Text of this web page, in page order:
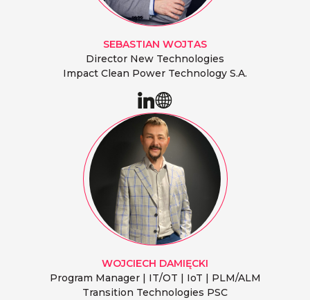
SEBASTIAN WOJTAS
Director New Technologies
Impact Clean Power Technology S.A.
WOJCIECH DAMIĘCKI
Program Manager | IT/OT | IoT | PLM/ALM
Transition Technologies PSC